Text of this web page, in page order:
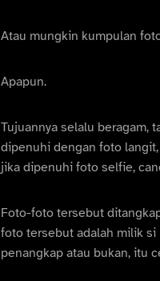
Atau mungkin kumpulan
Apapun.
Tujuannya selalu beragam,
dipenuhi dengan foto
jika dipenuhi foto selfie,
Foto-foto tersebut
foto tersebut adalah milik si
penangkap atau bukan, itu